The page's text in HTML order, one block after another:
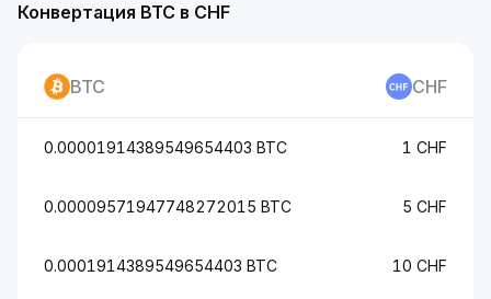
Конвертация BTC в CHF
BTC CHF
0.00001914389549654403 BTC 1 CHF
0.00009571947748272015 BTC 5 CHF
0.0001914389549654403 BTC 10 CHF